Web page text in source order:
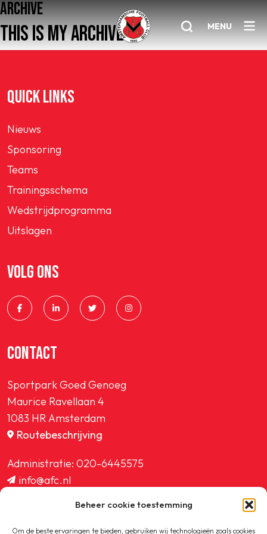
Beheer cookie toestemming
Om de beste ervaringen te bieden, gebruiken wij technologieën zoals cookies
MENU
Home
Teams
Jeugd
Senioren
Clubinfo
Nieuwsoverzicht
SPORTPARK GOED GENOEG
LIDMAATSCHAP
ARCHIVE
THIS IS MY ARCHIVE
QUICK LINKS
Nieuws
Sponsoring
Teams
Trainingsschema
Wedstrijdprogramma
Uitslagen
VOLG ONS
CONTACT
Sportpark Goed Genoeg
Maurice Ravellaan 4
1083 HR Amsterdam
Routebeschrijving
Administratie: 020-6445575
info@afc.nl
ledenadministratie@afc.nl